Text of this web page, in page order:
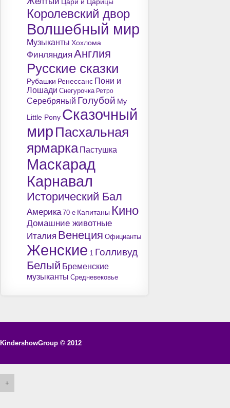
Цари и Царицы
Королевский двор
Волшебный мир
Музыканты Хохлома
Финляндия Англия
Русские сказки
Рубашки Ренессанс Пони и
Лошади Снегурочка Ретро
Серебряный Голубой My
Little Pony Сказочный
мир Пасхальная
ярмарка Пастушка
Маскарад
Карнавал
Исторический Бал
Америка 70-е Капитаны Кино
Домашние животные
Италия Венеция Официанты
Женские 1 Голливуд
Белый Бременские
музыканты Средневековье
KindershowGroup © 2012
+